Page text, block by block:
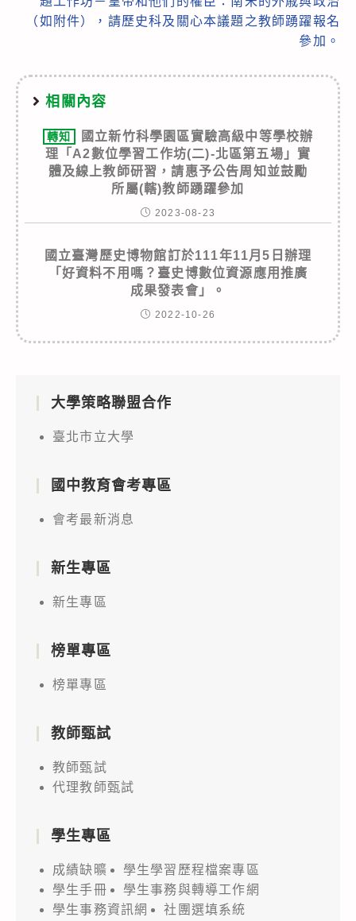
（如附件），請歷史科及關心本議題之教師踴躍報名
參加。
相關內容
轉知
國立新竹科學園區實驗高級中等學校辦
理「A2數位學習工作坊(二)-北區第五場」實
體及線上教師研習，請惠予公告周知並鼓勵
所屬(轄)教師踴躍參加
2023-08-23
國立臺灣歷史博物館訂於111年11月5日辦理
「好資料不用嗎？臺史博數位資源應用推廣
成果發表會」。
2022-10-26
大學策略聯盟合作
臺北市立大學
國中教育會考專區
會考最新消息
新生專區
新生專區
榜單專區
榜單專區
教師甄試
教師甄試
代理教師甄試
學生專區
成績缺曠
學生學習歷程檔案專區
學生手冊
學生事務與轉導工作網
學生事務資訊網
社團選填系統